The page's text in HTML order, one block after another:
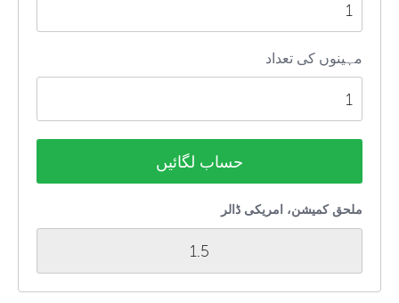
مہینوں کی تعداد
حساب لگائیں
ملحق کمیشن، امریکی ڈالر
1.5